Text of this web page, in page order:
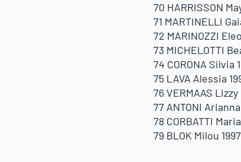
70 HARRISSON
71 MARTINELLI
72 MARINOZZI
73 MICHELOTTI
74 CORONA Silvia
75 LAVA Alessia
76 VERMAAS Lizzy
77 ANTONI
78 CORBATTI
79 BLOK Milou